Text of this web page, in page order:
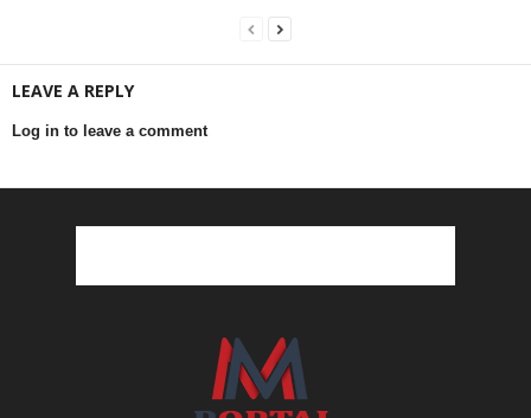
LEAVE A REPLY
Log in to leave a comment